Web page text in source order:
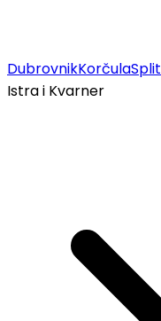
DubrovnikKorčulaSplit
Istra i Kvarner